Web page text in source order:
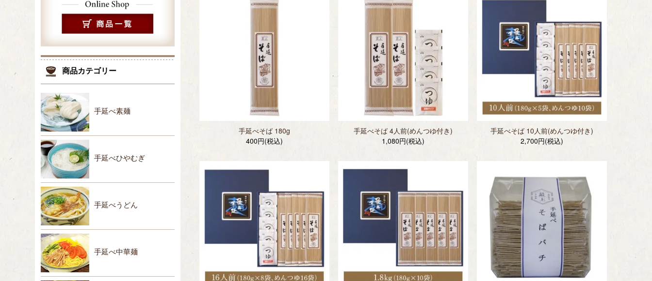
手延べそば 180g
400円(税込)
手延べそば 4人前(めんつゆ付き)
1,080円(税込)
手延べそば 10人前(めんつゆ付き)
2,700円(税込)
商品カテゴリー
手延べ素麺
手延べひやむぎ
手延べうどん
手延べ中華麺